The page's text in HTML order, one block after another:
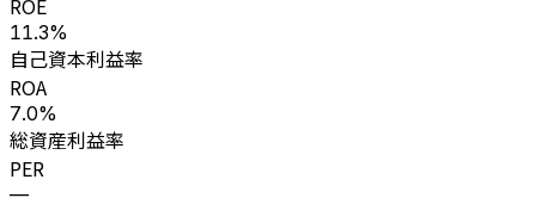
11.3%
自己資本利益率
ROA
7.0%
総資産利益率
PER